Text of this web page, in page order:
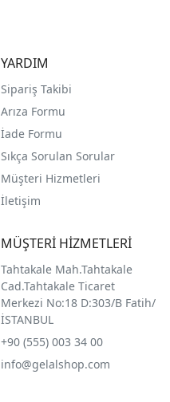
YARDIM
Sipariş Takibi
Arıza Formu
İade Formu
Sıkça Sorulan Sorular
Müşteri Hizmetleri
İletişim
MÜŞTERİ HİZMETLERİ
Tahtakale Mah.Tahtakale
Cad.Tahtakale Ticaret
Merkezi No:18 D:303/B Fatih/
İSTANBUL
+90 (555) 003 34 00
info@gelalshop.com